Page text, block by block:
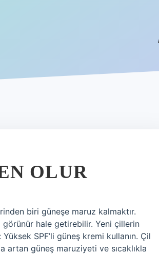
OLUR
biri güneşe maruz kalmaktır.
görünür hale getirebilir. Yeni çillerin
SPF’li güneş kremi kullanın. Çil
artan güneş maruziyeti ve sıcaklıkla